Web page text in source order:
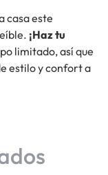
casa este
¡Haz tu
limitado, así que
estilo y confort a